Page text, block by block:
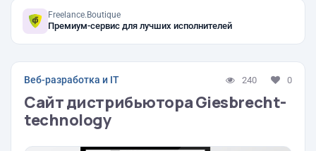
Freelance.Boutique
Премиум-сервис для лучших исполнителей
Веб-разработка и IT 240 0
Сайт дистрибьютора Giesbrecht-
technology